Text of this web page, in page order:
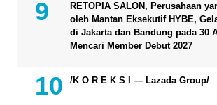
RETOPIA SALON, Perusahaan
oleh Mantan Eksekutif HYBE,
di Jakarta dan Bandung pada 30
Mencari Member Debut 2027
/K O R E K S I — Lazada Group/